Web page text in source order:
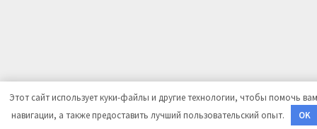
Этот сайт использует куки-файлы и другие технологии, чтобы помочь
навигации, а также предоставить лучший пользовательский опыт.
OK